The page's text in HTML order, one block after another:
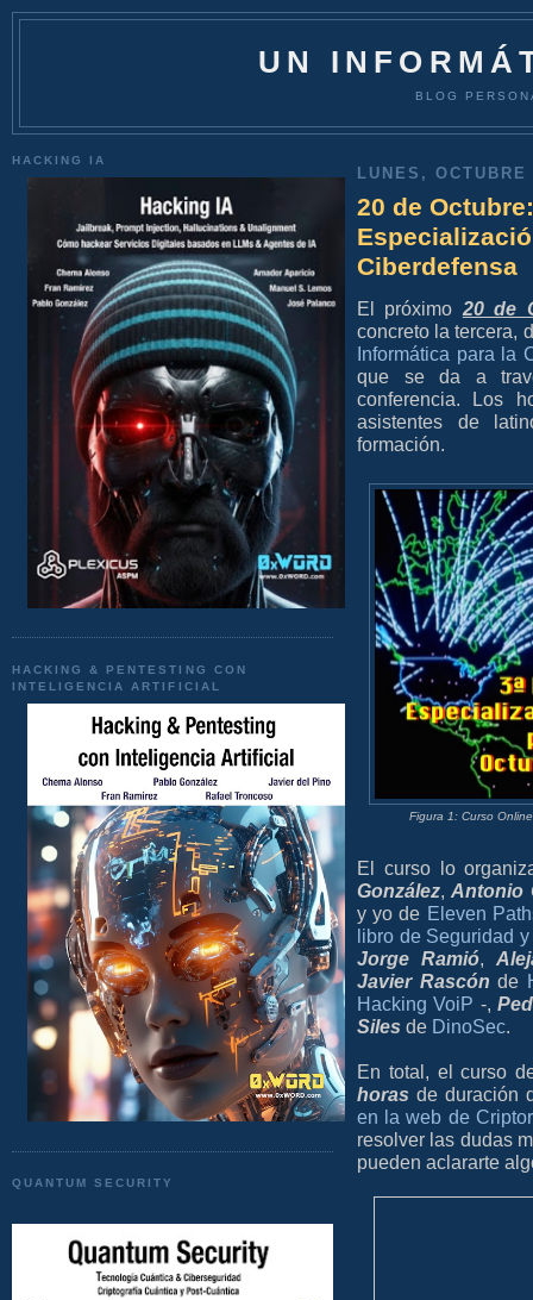
UN
BLOG
HACKING IA
HACKING & PENTESTING CON
INTELIGENCIA ARTIFICIAL
QUANTUM SECURITY
LUNES,
20 de
Ciberdefensa
El próximo 20 de
concreto la tercera,
Informática para la
que se da a
conferencia. Los
asistentes de
formación.
Figura 1: Curso
El curso lo
González,Antonio
y yo de Eleven
libro de Seguridad
Jorge Ramió,
Javier Rascón de
Hacking VoiP -,
Siles de DinoSec.
En total, el curso
horas de duración
en la web de
resolver las dudas
pueden aclararte